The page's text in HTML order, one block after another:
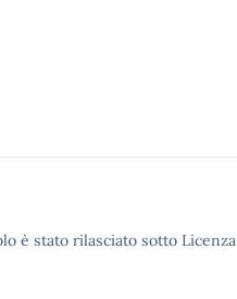
è stato rilasciato sotto